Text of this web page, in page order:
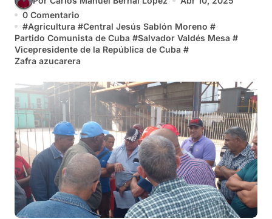
0 Comentario
#Agricultura #Central Jesús Sablón Moreno #
Partido Comunista de Cuba #Salvador Valdés Mesa #
Vicepresidente de la República de Cuba #
Zafra azucarera